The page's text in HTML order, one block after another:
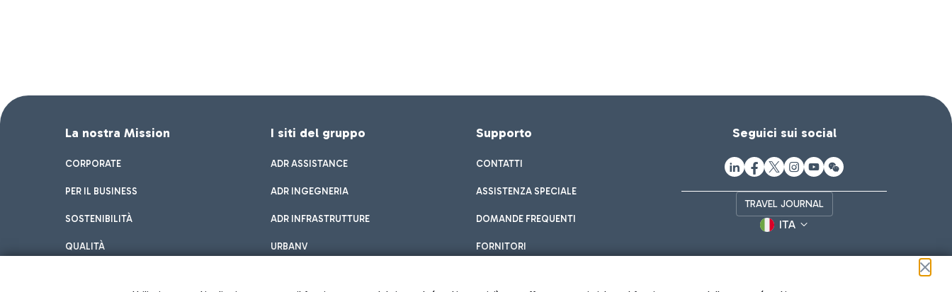
La nostra Mission
CORPORATE
PER IL BUSINESS
SOSTENIBILITÀ
QUALITÀ
I siti del gruppo
ADR ASSISTANCE
ADR INGEGNERIA
ADR INFRASTRUTTURE
URBANV
Supporto
CONTATTI
ASSISTENZA SPECIALE
DOMANDE FREQUENTI
FORNITORI
Seguici sui social
TRAVEL JOURNAL
ITA